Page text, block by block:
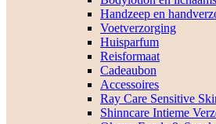
Handzeep en
Voetverzorging
Huisparfum
Reisformaat
Cadeaubon
Accessoires
Ray Care Sensitive
Shinncare Intieme